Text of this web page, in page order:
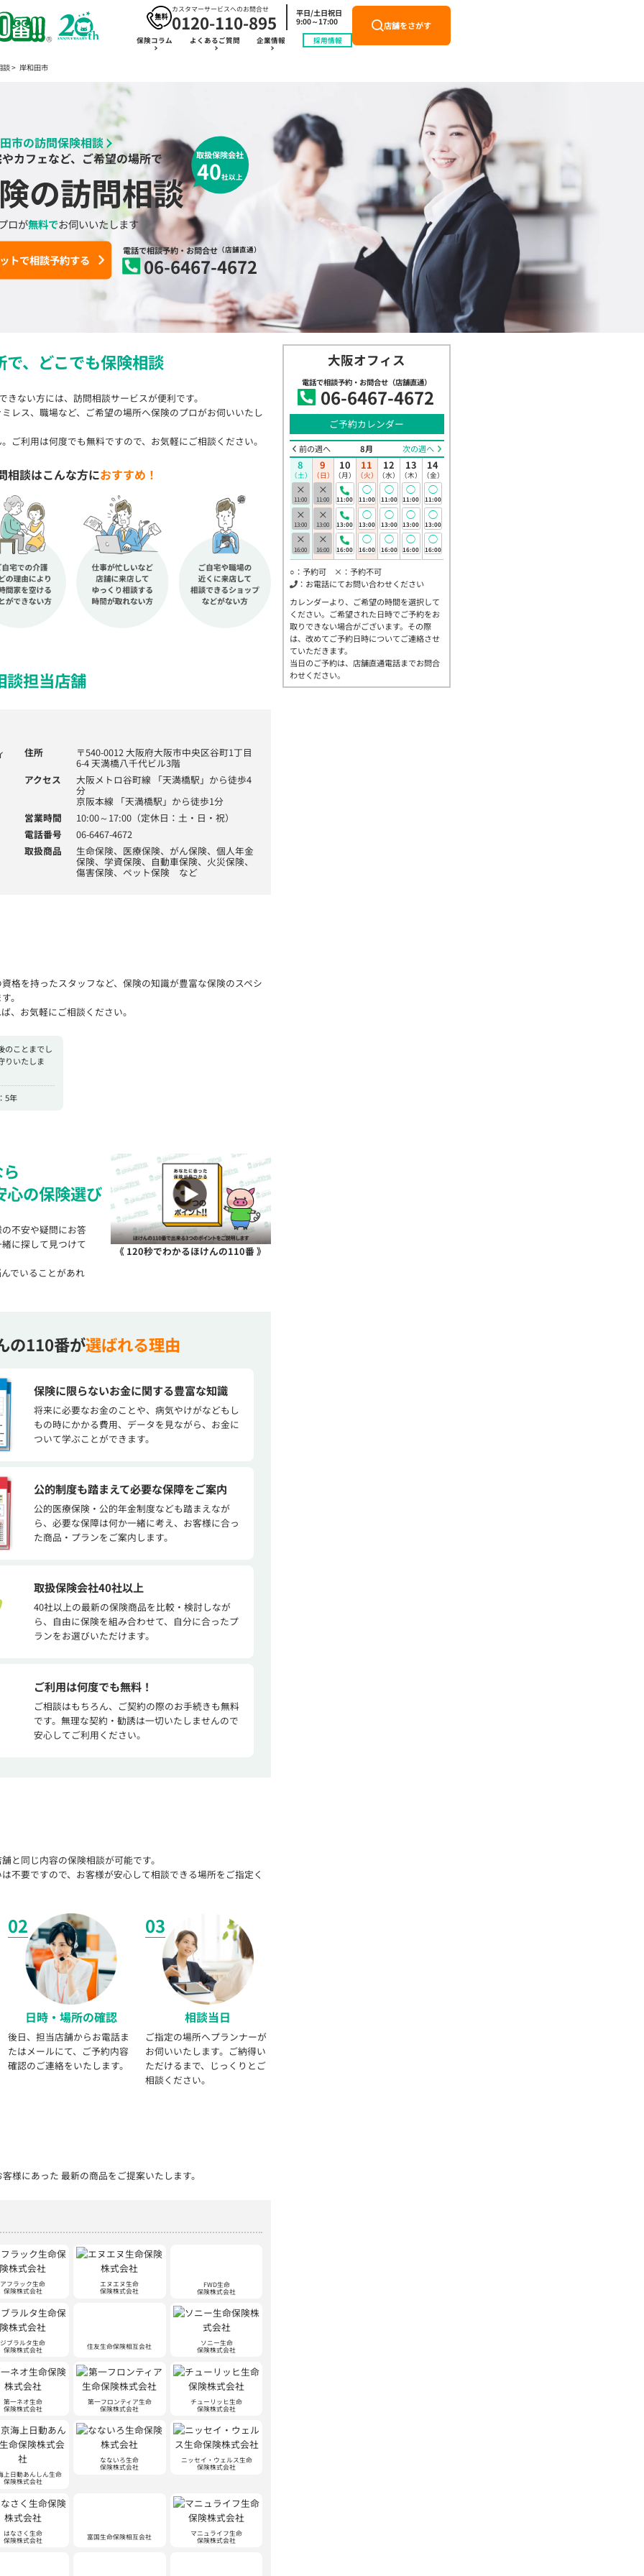
カスタマーサービスへのお問合せ
0120-110-895
平日/土日祝日
9:00～17:00
保険コラム よくあるご質問 企業情報 採用情報
店舗をさがす
談 岸和田市
市の訪問保険相談
カフェなど、ご希望の場所で
の訪問相談
ロが無料でお伺いいたします
取扱保険会社
40社以上
電話で相談予約・お問合せ（店舗直通）
06-6467-4672
トで相談予約する
、 どこでも保険相談
きない方には、訪問相談サービスが便利です。
レス、職場など、ご希望の場所へ保険のプロがお伺いいたし
ご利用は何度でも無料ですので、お気軽にご相談ください。
相談はこんな方におすすめ！
談担当店舗
住所 〒540-0012 大阪府大阪市中央区谷町1丁目
6-4 天満橋八千代ビル3階
アクセス
大阪メトロ谷町線 「天満橋駅」から徒歩4
分
京阪本線 「天満橋駅」から徒歩1分
営業時間
10:00～17:00（定休日：土・日・祝）
電話番号
06-6467-4672
取扱商品
生命保険、医療保険、がん保険、個人年金
保険、学資保険、自動車保険、火災保険、
傷害保険、ペット保険 など
格を持ったスタッフなど、保険の知識が豊富な保険のスペシ
。
、お気軽にご相談ください。
のことまでし
りいたしま
5年
心の保険選び
《 120秒でわかるほけんの110番 》
不安や疑問にお答
に探して見つけて
でいることがあれ
の110番が選ばれる理由
保険に限らないお金に関する豊富な知識
将来に必要なお金のことや、病気やけがなどもし
もの時にかかる費用、データを見ながら、お金に
ついて学ぶことができます。
公的制度も踏まえて必要な保障をご案内
公的医療保険・公的年金制度なども踏まえなが
ら、必要な保障は何か一緒に考え、お客様に合っ
た商品・プランをご案内します。
取扱保険会社40社以上
40社以上の最新の保険商品を比較・検討しなが
ら、自由に保険を組み合わせて、自分に合ったプ
ランをお選びいただけます。
ご利用は何度でも無料！
ご相談はもちろん、ご契約の際のお手続きも無料
です。無理な契約・勧誘は一切いたしませんので
安心してご利用ください。
と同じ内容の保険相談が可能です。
不要ですので、お客様が安心して相談できる場所をご指定く
02
日時・場所の確認
後日、担当店舗からお電話ま
たはメールにて、ご予約内容
確認のご連絡をいたします。
03
相談当日
ご指定の場所へプランナーが
お伺いいたします。ご納得い
ただけるまで、じっくりとご
相談ください。
様にあった 最新の商品をご提案いたします。
アフラック生命
保険株式会社
エヌエヌ生命
保険株式会社
FWD生命
保険株式会社
ジブラルタ生命
保険株式会社 住友生命保険相互会社 ソニー生命
保険株式会社
第一ネオ生命
保険株式会社
第一フロンティア生命
保険株式会社
チューリッヒ生命
保険株式会社
上日動あんしん生命
保険株式会社
なないろ生命
保険株式会社
ニッセイ・ウェルス生命
保険株式会社
はなさく生命
保険株式会社 富国生命保険相互会社 マニュライフ生命
保険株式会社
大阪オフィス
ご予約カレンダー
前の週へ 8月 次の週へ
8
（土）
×
11:00
×
13:00
×
16:00
9
（日）
×
11:00
×
13:00
×
16:00
10
（月）
11:00
13:00
16:00
11
（火）
◯
11:00
◯
13:00
◯
16:00
12
（水）
◯
11:00
◯
13:00
◯
16:00
13
（木）
◯
11:00
◯
13:00
◯
16:00
14
（金）
◯
11:00
◯
13:00
◯
16:00
○：予約可 ×：予約不可
：お電話にてお問い合わせください
カレンダーより、ご希望の時間を選択して
ください。ご希望された日時でご予約をお
取りできない場合がございます。その際
は、改めてご予約日時についてご連絡させ
ていただきます。
当日のご予約は、店舗直通電話までお問合
わせください。
電話で相談予約・お問合せ（店舗直通）
06-6467-4672